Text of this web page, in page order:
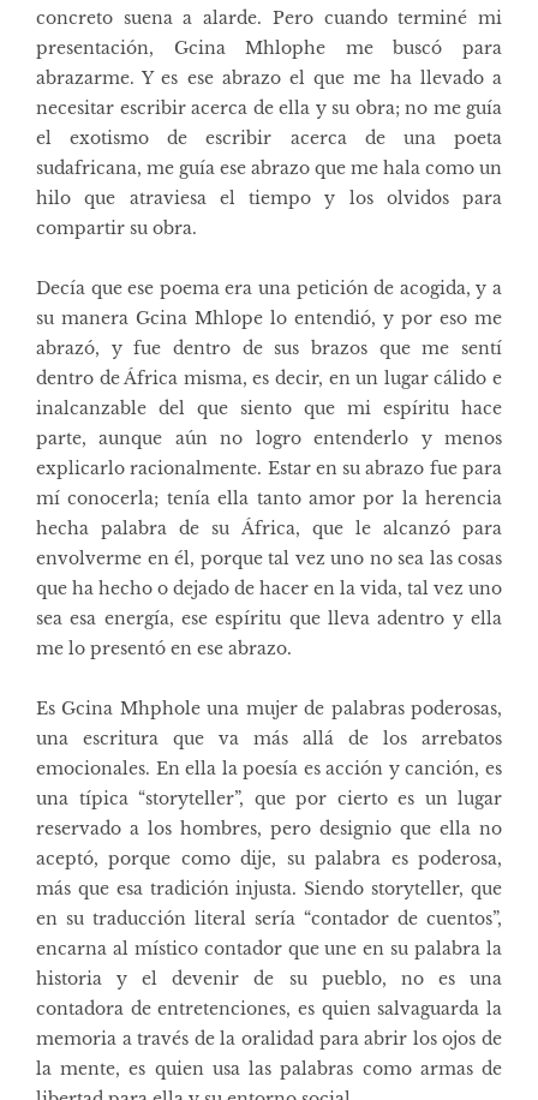
concreto suena a alarde. Pero cuando terminé mi
presentación, Gcina Mhlophe me buscó para
abrazarme. Y es ese abrazo el que me ha llevado a
necesitar escribir acerca de ella y su obra; no me guía
el exotismo de escribir acerca de una poeta
sudafricana, me guía ese abrazo que me hala como un
hilo que atraviesa el tiempo y los olvidos para
compartir su obra.
Decía que ese poema era una petición de acogida, y a
su manera Gcina Mhlope lo entendió, y por eso me
abrazó, y fue dentro de sus brazos que me sentí
dentro de África misma, es decir, en un lugar cálido e
inalcanzable del que siento que mi espíritu hace
parte, aunque aún no logro entenderlo y menos
explicarlo racionalmente. Estar en su abrazo fue para
mí conocerla; tenía ella tanto amor por la herencia
hecha palabra de su África, que le alcanzó para
envolverme en él, porque tal vez uno no sea las cosas
que ha hecho o dejado de hacer en la vida, tal vez uno
sea esa energía, ese espíritu que lleva adentro y ella
me lo presentó en ese abrazo.
Es Gcina Mhphole una mujer de palabras poderosas,
una escritura que va más allá de los arrebatos
emocionales. En ella la poesía es acción y canción, es
una típica “storyteller”, que por cierto es un lugar
reservado a los hombres, pero designio que ella no
aceptó, porque como dije, su palabra es poderosa,
más que esa tradición injusta. Siendo storyteller, que
en su traducción literal sería “contador de cuentos”,
encarna al místico contador que une en su palabra la
historia y el devenir de su pueblo, no es una
contadora de entretenciones, es quien salvaguarda la
memoria a través de la oralidad para abrir los ojos de
la mente, es quien usa las palabras como armas de